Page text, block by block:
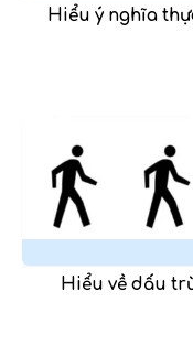
Hiểu ý nghĩa
Hiểu về dấu